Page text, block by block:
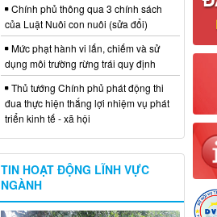
Chính phủ thông qua 3 chính sách
của Luật Nuôi con nuôi (sửa đổi)
Mức phạt hành vi lấn, chiếm và sử
dụng môi trường rừng trái quy định
Thủ tướng Chính phủ phát động thi
đua thực hiện thắng lợi nhiệm vụ phát
triển kinh tế - xã hội
TIN HOẠT ĐỘNG LĨNH VỰC
NGÀNH